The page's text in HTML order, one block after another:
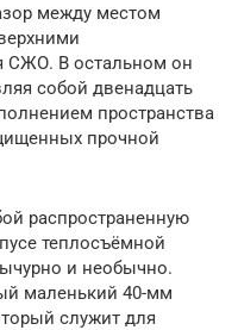
между местом
СЖО. В остальном он
собой двенадцать
пространства
прочной
распространенную
теплосъёмной
и необычно.
маленький 40-мм
служит для